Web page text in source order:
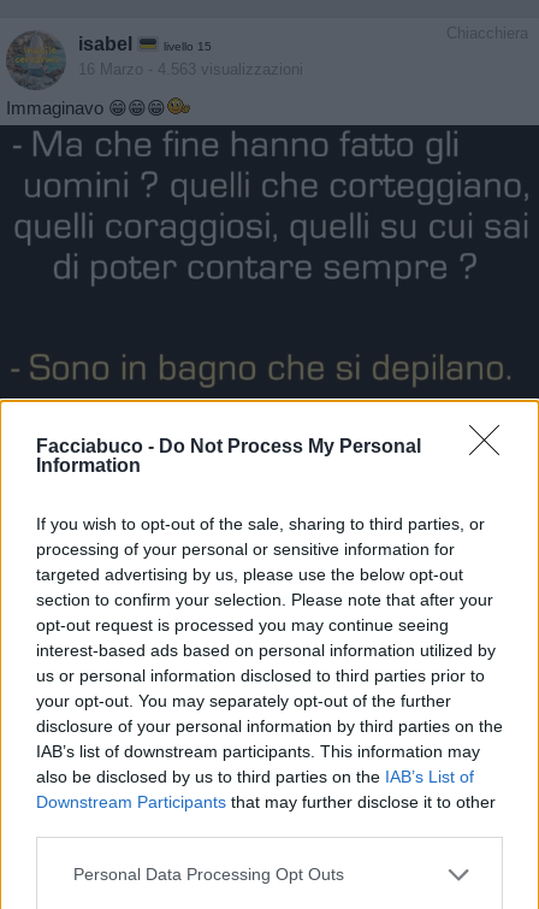
Facciabuco - Do Not Process My Personal
Information
If you wish to opt-out of the sale, sharing to third parties, or
processing of your personal or sensitive information for
targeted advertising by us, please use the below opt-out
section to confirm your selection. Please note that after your
opt-out request is processed you may continue seeing
interest-based ads based on personal information utilized by
us or personal information disclosed to third parties prior to
your opt-out. You may separately opt-out of the further
disclosure of your personal information by third parties on the
IAB’s list of downstream participants. This information may
also be disclosed by us to third parties on the IAB’s List of
Downstream Participants that may further disclose it to other
Personal Data Processing Opt Outs
Chiacchiera
isabel livello 15
16 Marzo - 4.563 visualizzazioni
Immaginavo 😁😁😁
Stime: 55